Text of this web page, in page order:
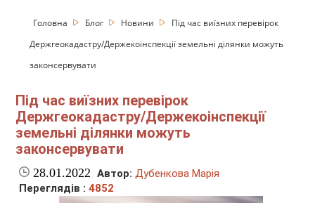
Головна Блог Новини
Під час виїзних перевірок
Держгеокадастру/Держекоінспекції земельні ділянки можуть
законсервувати
Під час виїзних перевірок
Держгеокадастру/Держекоінспекції
земельні ділянки можуть
законсервувати
28.01.2022 Автор: Дубенкова Марія
Переглядів :4852